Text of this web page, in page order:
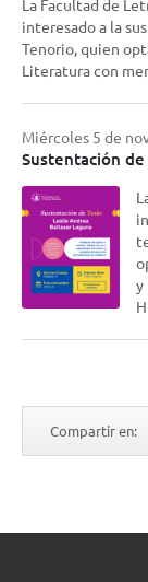
La Facultad de
interesado a la
Tenorio, quien
Literatura con
Miércoles 5 de
Sustentación
y
Compartir en: